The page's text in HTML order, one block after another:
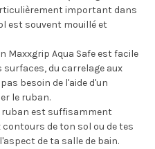
important dans
est souvent mouillé et
Maxxgrip Aqua Safe est facile
du carrelage aux
besoin de l'aide d'un
le ruban.
ruban est suffisamment
de ton sol ou de tes
de ta salle de bain.